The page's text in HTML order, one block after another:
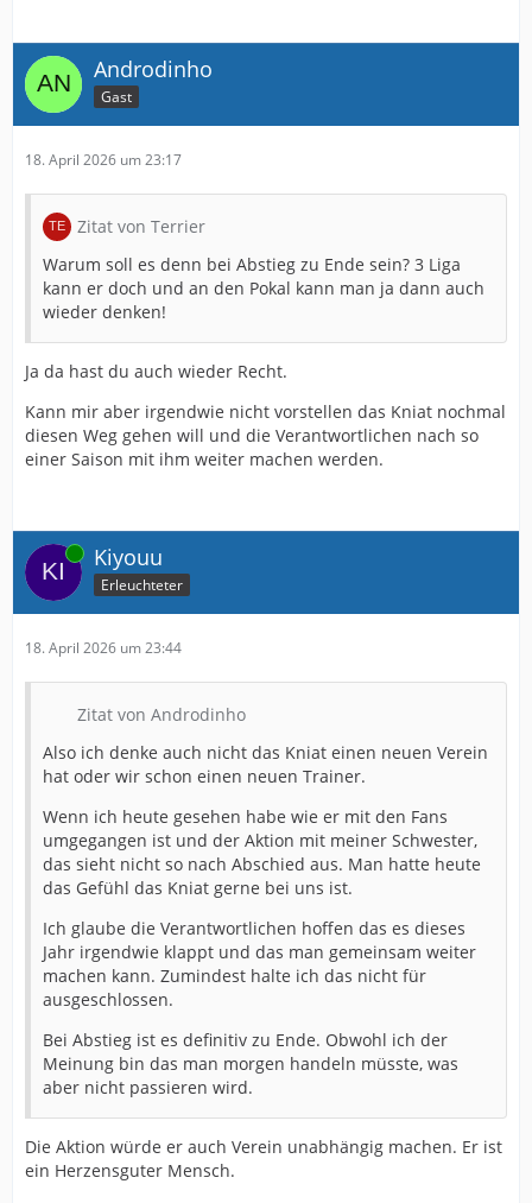
Androdinho
Gast
18. April 2026 um 23:17
Zitat von Terrier
Warum soll es denn bei Abstieg zu Ende sein? 3 Liga
kann er doch und an den Pokal kann man ja dann auch
wieder denken!
Ja da hast du auch wieder Recht.
Kann mir aber irgendwie nicht vorstellen das Kniat nochmal
diesen Weg gehen will und die Verantwortlichen nach so
einer Saison mit ihm weiter machen werden.
Online Kiyouu
Erleuchteter
18. April 2026 um 23:44
Zitat von Androdinho
Also ich denke auch nicht das Kniat einen neuen Verein
hat oder wir schon einen neuen Trainer.
Wenn ich heute gesehen habe wie er mit den Fans
umgegangen ist und der Aktion mit meiner Schwester,
das sieht nicht so nach Abschied aus. Man hatte heute
das Gefühl das Kniat gerne bei uns ist.
Ich glaube die Verantwortlichen hoffen das es dieses
Jahr irgendwie klappt und das man gemeinsam weiter
machen kann. Zumindest halte ich das nicht für
ausgeschlossen.
Bei Abstieg ist es definitiv zu Ende. Obwohl ich der
Meinung bin das man morgen handeln müsste, was
aber nicht passieren wird.
Die Aktion würde er auch Verein unabhängig machen. Er ist
ein Herzensguter Mensch.